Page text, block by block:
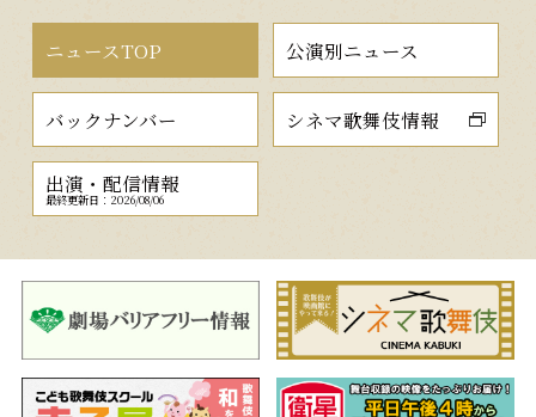
ニュースTOP 公演別ニュース
バックナンバー シネマ歌舞伎情報
出演・配信情報
最終更新日：2026/08/06